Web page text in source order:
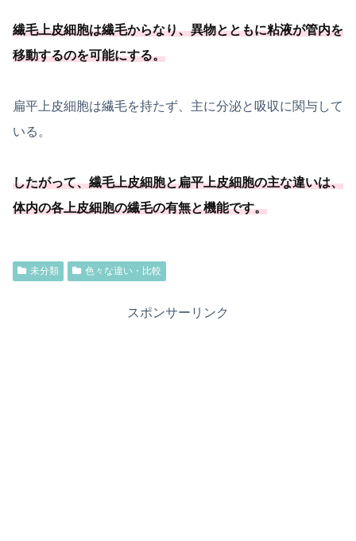
繊毛上皮細胞は繊毛からなり、異物とともに粘液が管内を
移動するのを可能にする。
扁平上皮細胞は繊毛を持たず、主に分泌と吸収に関与して
いる。
したがって、繊毛上皮細胞と扁平上皮細胞の主な違いは、
体内の各上皮細胞の繊毛の有無と機能です。
未分類 色々な違い・比較
スポンサーリンク